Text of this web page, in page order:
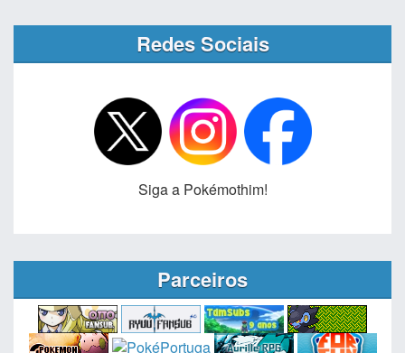
Redes Sociais
Siga a Pokémothim!
Parceiros